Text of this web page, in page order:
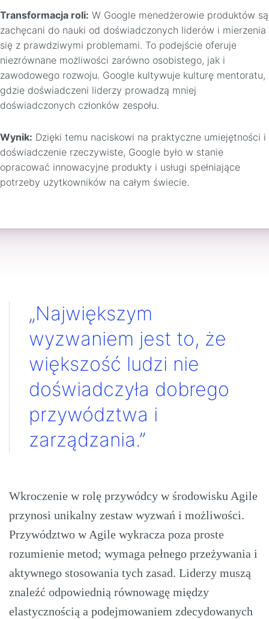
Transformacja roli: W Google menedżerowie produktów są
zachęcani do nauki od doświadczonych liderów i mierzenia
się z prawdziwymi problemami. To podejście oferuje
niezrównane możliwości zarówno osobistego, jak i
zawodowego rozwoju. Google kultywuje kulturę mentoratu,
gdzie doświadczeni liderzy prowadzą mniej
doświadczonych członków zespołu.
Wynik: Dzięki temu naciskowi na praktyczne umiejętności i
doświadczenie rzeczywiste, Google było w stanie
opracować innowacyjne produkty i usługi spełniające
potrzeby użytkowników na całym świecie.
„Największym
wyzwaniem jest to, że
większość ludzi nie
doświadczyła dobrego
przywództwa i
zarządzania.”
Wkroczenie w rolę przywódcy w środowisku Agile
przynosi unikalny zestaw wyzwań i możliwości.
Przywództwo w Agile wykracza poza proste
rozumienie metod; wymaga pełnego przeżywania i
aktywnego stosowania tych zasad. Liderzy muszą
znaleźć odpowiednią równowagę między
elastycznością a podejmowaniem zdecydowanych